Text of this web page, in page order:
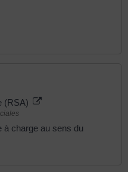
(RSA)
à charge au sens du